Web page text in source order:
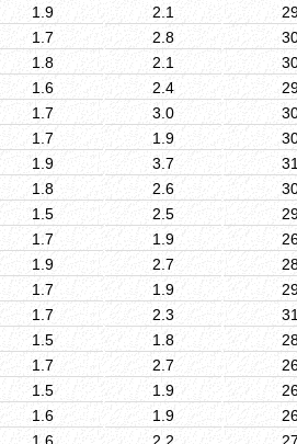
1.9 2.1
1.7 2.8
1.8 2.1
1.6 2.4
1.7 3.0
1.7 1.9
1.9 3.7
1.8 2.6
1.5 2.5
1.7 1.9
1.9 2.7
1.7 1.9
1.7 2.3
1.5 1.8
1.7 2.7
1.5 1.9
1.6 1.9
1.6 2.2